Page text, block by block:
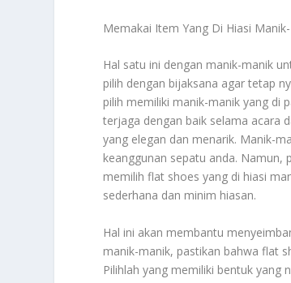
Memakai Item Yang Di Hiasi
Hal satu ini dengan manik-manik
pilih dengan bijaksana agar tetap
pilih memiliki manik-manik yang di
terjaga dengan baik selama acara
yang elegan dan menarik. Manik-
keanggunan sepatu anda. Namun,
memilih flat shoes yang di hiasi
sederhana dan minim hiasan.
Hal ini akan membantu
manik-manik, pastikan bahwa flat
Pilihlah yang memiliki bentuk yang